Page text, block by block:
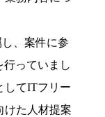
、案件に参
っていまし
してITフリー
けた人材提案